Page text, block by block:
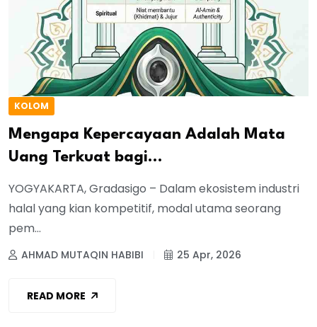
KOLOM
Mengapa Kepercayaan Adalah Mata
Uang Terkuat bagi...
YOGYAKARTA, Gradasigo – Dalam ekosistem industri
halal yang kian kompetitif, modal utama seorang
pem...
AHMAD MUTAQIN HABIBI 25 Apr, 2026
READ MORE